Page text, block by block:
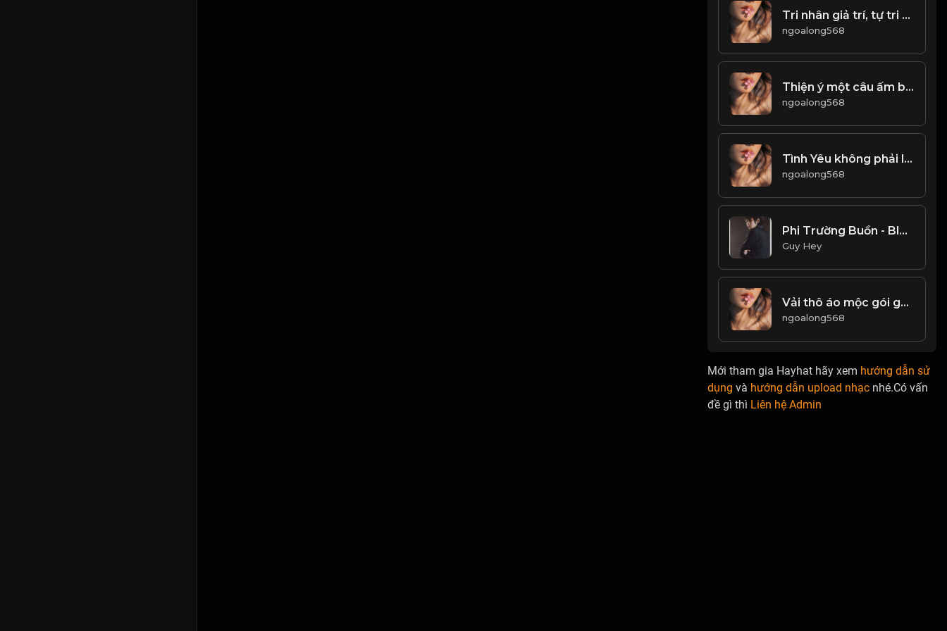
Tri nhân giả trí, tự tri giả minh! & Đạo
ngoalong568
Thiện ý một câu ấm ba đông, lời ác lạnh người sáu tháng ròng! & Đạo
ngoalong568
Tình Yêu không phải là tất cả. Không phải cứ cho đi, là sẽ được nhận lại...! & Đạo
ngoalong568
Phi Trường Buồn - BlackBi, Att 117, Bubu Snowy
Guy Hey
Vải thô áo mộc gói ghém tháng năm, tâm hồn thấm đẫm thi văn, khí chất tựa trăng ngần! & Đạo
ngoalong568
Mới tham gia Hayhat hãy xem hướng dẫn sử
dụng và hướng dẫn upload nhạc nhé.Có vấn
đề gì thì Liên hệ Admin